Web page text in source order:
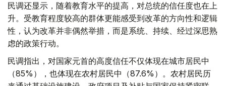
民调还显示，随着教育水平的提高，对总统的信任度也在上
升。受教育程度较高的群体更能感受到改革的方向性和逻辑
性，认为改革并非偶然举措，而是系统、持续、经过深思熟
虑的政策行动。
民调指出，对国家元首的高度信任不仅体现在城市居民中
（85%），也体现在农村居民中（87.6%）。农村居民历